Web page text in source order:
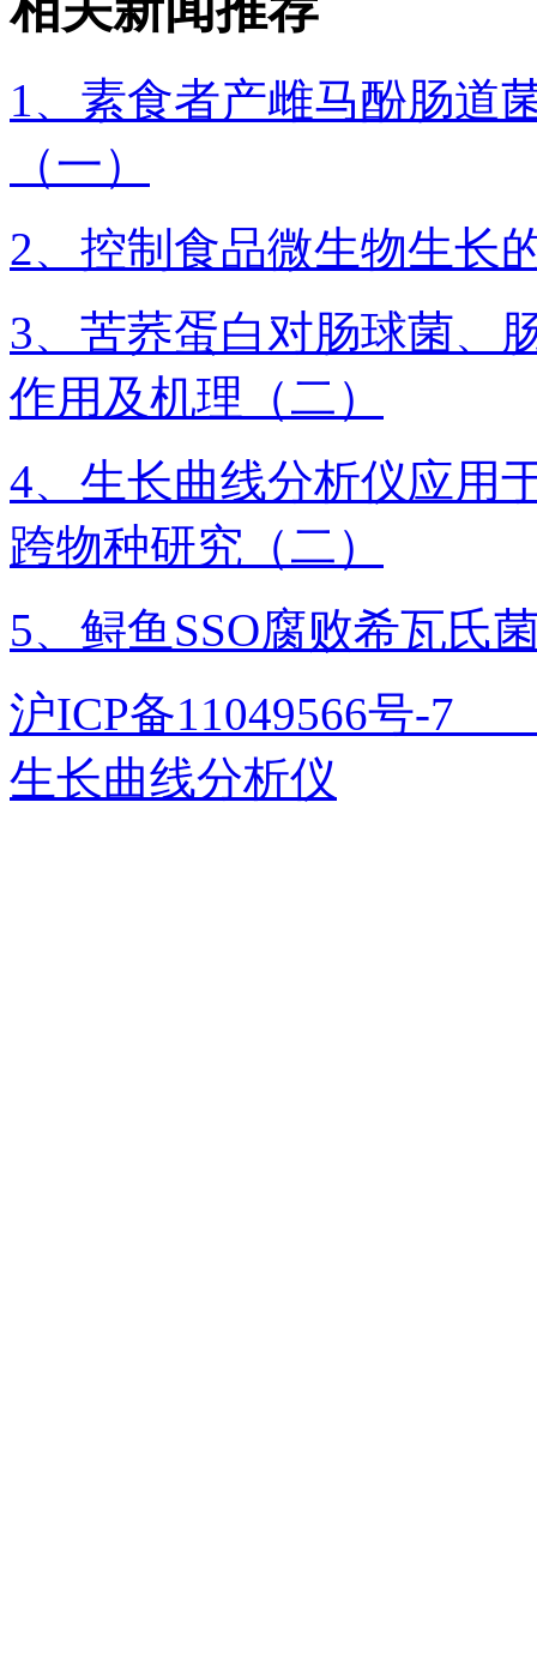
1、素食者产雌马酚肠道
（一）
2、控制食品微生物生长
3、苦荞蛋白对肠球菌、
作用及机理（二）
4、生长曲线分析仪应用
跨物种研究（二）
5、鲟鱼SSO腐败希瓦氏
沪ICP备11049566号
生长曲线分析仪